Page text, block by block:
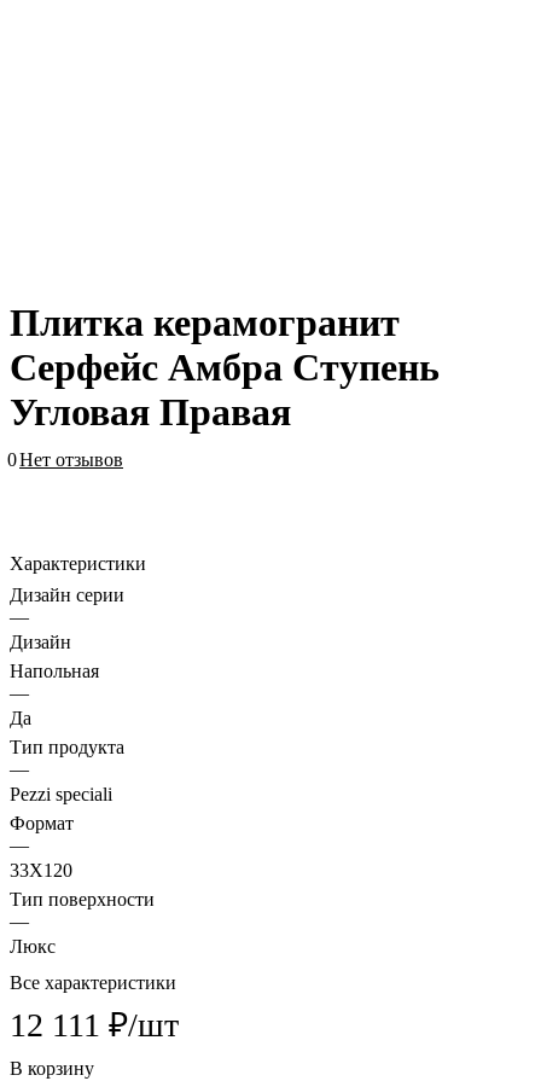
Плитка керамогранит
Серфейс Амбра Ступень
Угловая Правая
0Нет отзывов
Характеристики
Дизайн серии
—
Дизайн
Напольная
—
Да
Тип продукта
—
Pezzi speciali
Формат
—
33X120
Тип поверхности
—
Люкс
Все характеристики
12 111 ₽/шт
В корзину